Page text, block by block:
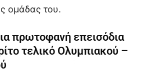
ομάδας του.
πρωτοφανή επεισόδια
τελικό Ολυμπιακού –